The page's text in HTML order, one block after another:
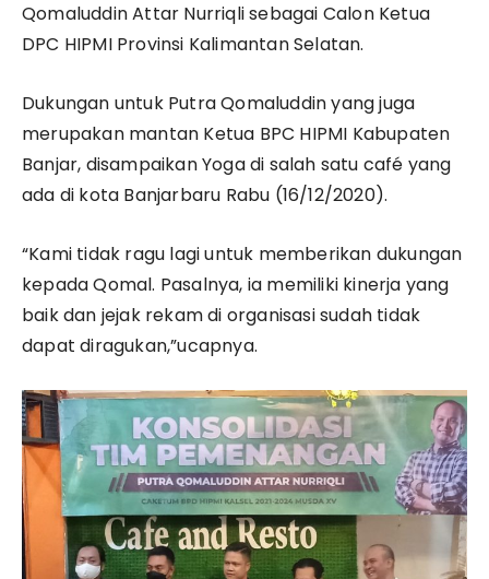
Qomaluddin Attar Nurriqli sebagai Calon Ketua
DPC HIPMI Provinsi Kalimantan Selatan.
Dukungan untuk Putra Qomaluddin yang juga
merupakan mantan Ketua BPC HIPMI Kabupaten
Banjar, disampaikan Yoga di salah satu café yang
ada di kota Banjarbaru Rabu (16/12/2020).
“Kami tidak ragu lagi untuk memberikan dukungan
kepada Qomal. Pasalnya, ia memiliki kinerja yang
baik dan jejak rekam di organisasi sudah tidak
dapat diragukan,”ucapnya.